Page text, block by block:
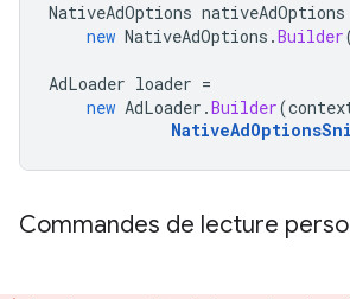
NativeAdOptions nativeAdOptions
new NativeAdOptions .Builder
AdLoader loader =
new AdLoader .Builder(
Commandes de lecture